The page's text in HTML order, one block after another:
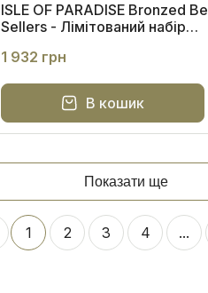
ISLE OF PARADISE Bronzed
Sellers - Лімітований набір
1 932 грн
В кошик
Показати ще
1 2 3 4 ...